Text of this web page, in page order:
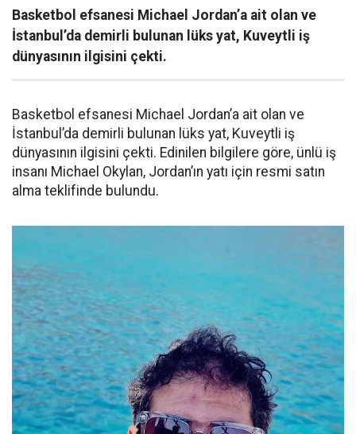
Basketbol efsanesi Michael Jordan’a ait olan ve
İstanbul’da demirli bulunan lüks yat, Kuveytli iş
dünyasının ilgisini çekti.
Basketbol efsanesi Michael Jordan’a ait olan ve
İstanbul’da demirli bulunan lüks yat, Kuveytli iş
dünyasının ilgisini çekti. Edinilen bilgilere göre, ünlü iş
insanı Michael Okylan, Jordan’ın yatı için resmi satın
alma teklifinde bulundu.